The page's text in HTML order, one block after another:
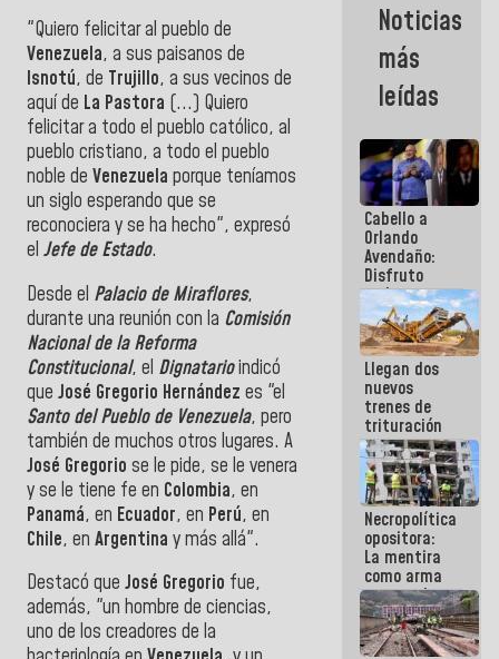
"Quiero felicitar al pueblo de
Venezuela, a sus paisanos de
Isnotú, de Trujillo, a sus vecinos de
aquí de La Pastora (...) Quiero
felicitar a todo el pueblo católico, al
pueblo cristiano, a todo el pueblo
noble de Venezuela porque teníamos
un siglo esperando que se
reconociera y se ha hecho", expresó
el Jefe de Estado.
Desde el Palacio de Miraflores,
durante una reunión con la Comisión
Nacional de la Reforma
Constitucional, el Dignatarioindicó
que José Gregorio Hernández es "el
Santo del Pueblo de Venezuela, pero
también de muchos otros lugares. A
José Gregorio se le pide, se le venera
y se le tiene fe en Colombia, en
Panamá, en Ecuador, en Perú, en
Chile, en Argentina y más allá".
Destacó que José Gregorio fue,
además, "un hombre de ciencias,
uno de los creadores de la
baloncesto
por su
clasificación
a la
AmeriCup
2027
Noticias
más
leídas
Cabello a
Orlando
Avendaño:
Disfruto
cada vez
que escribes
porque lo
que haces
es
embarrarla
Llegan dos
nuevos
trenes de
trituración
para
optimizar
manejo de
escombros
en La Guaira
Necropolítica
opositora:
La mentira
como arma
contra el
Pueblo